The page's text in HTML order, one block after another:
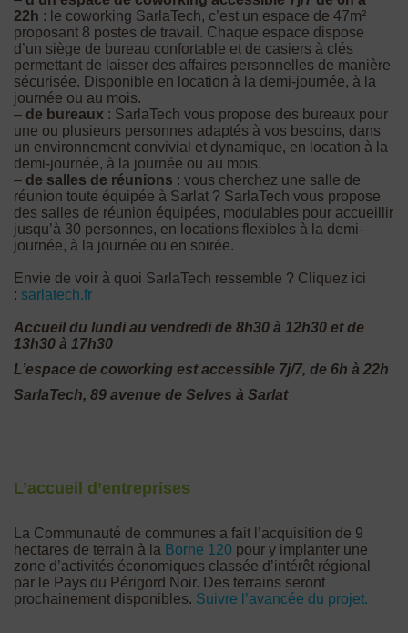
22h : le coworking SarlaTech, c’est un espace de 47m²
proposant 8 postes de travail. Chaque espace dispose
d’un siège de bureau confortable et de casiers à clés
permettant de laisser des affaires personnelles de manière
sécurisée. Disponible en location à la demi-journée, à la
journée ou au mois.
– de bureaux : SarlaTech vous propose des bureaux pour
une ou plusieurs personnes adaptés à vos besoins, dans
un environnement convivial et dynamique, en location à la
demi-journée, à la journée ou au mois.
– de salles de réunions : vous cherchez une salle de
réunion toute équipée à Sarlat ? SarlaTech vous propose
des salles de réunion équipées, modulables pour accueillir
jusqu’à 30 personnes, en locations flexibles à la demi-
journée, à la journée ou en soirée.
Envie de voir à quoi SarlaTech ressemble ? Cliquez ici
: sarlatech.fr
Accueil du lundi au vendredi de 8h30 à 12h30 et de
13h30 à 17h30
L’espace de coworking est accessible 7j/7, de 6h à 22h
SarlaTech, 89 avenue de Selves à Sarlat
L’accueil d’entreprises
La Communauté de communes a fait l’acquisition de 9
hectares de terrain à la Borne 120 pour y implanter une
zone d’activités économiques classée d’intérêt régional
par le Pays du Périgord Noir. Des terrains seront
prochainement disponibles. Suivre l’avancée du projet.